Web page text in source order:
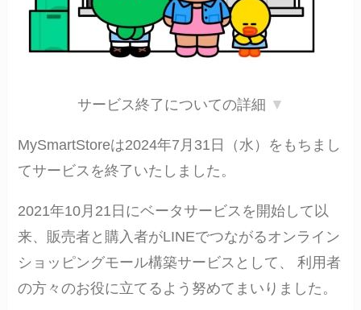
サービス終了についての詳細 ▼
MySmartStoreは2024年7月31日（水）をもちまし
てサービスを終了いたしました。
2021年10月21日にベータサービスを開始して以
来、販売者と購入者がLINEでつながるオンライン
ショッピングモール構築サービスとして、 利用者
の方々のお役に立てるよう努めてまいりました。